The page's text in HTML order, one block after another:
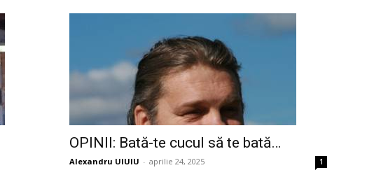
OPINII: Bată-te cucul să te bată…
Alexandru UIUIU - aprilie 24, 2025 1